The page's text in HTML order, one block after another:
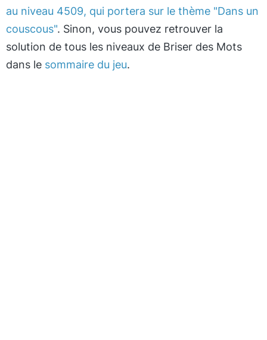
au niveau 4509, qui portera sur le thème "Dans un
couscous". Sinon, vous pouvez retrouver la
solution de tous les niveaux de Briser des Mots
dans le sommaire du jeu.